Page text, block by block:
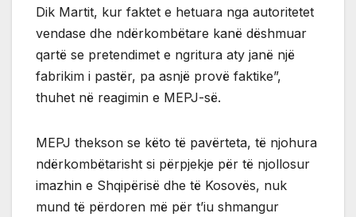
Dik Martit, kur faktet e hetuara nga autoritetet
vendase dhe ndërkombëtare kanë dëshmuar
qartë se pretendimet e ngritura aty janë një
fabrikim i pastër, pa asnjë provë faktike”,
thuhet në reagimin e MEPJ-së.
MEPJ thekson se këto të pavërteta, të njohura
ndërkombëtarisht si përpjekje për të njollosur
imazhin e Shqipërisë dhe të Kosovës, nuk
mund të përdoren më për t’iu shmangur